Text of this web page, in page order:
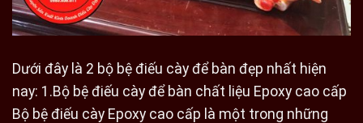
Dưới đây là 2 bộ bệ điếu cày để bàn đẹp nhất hiện
nay: 1.Bộ bệ điếu cày để bàn chất liệu Epoxy cao cấp
Bộ bệ điếu cày Epoxy cao cấp là một trong những